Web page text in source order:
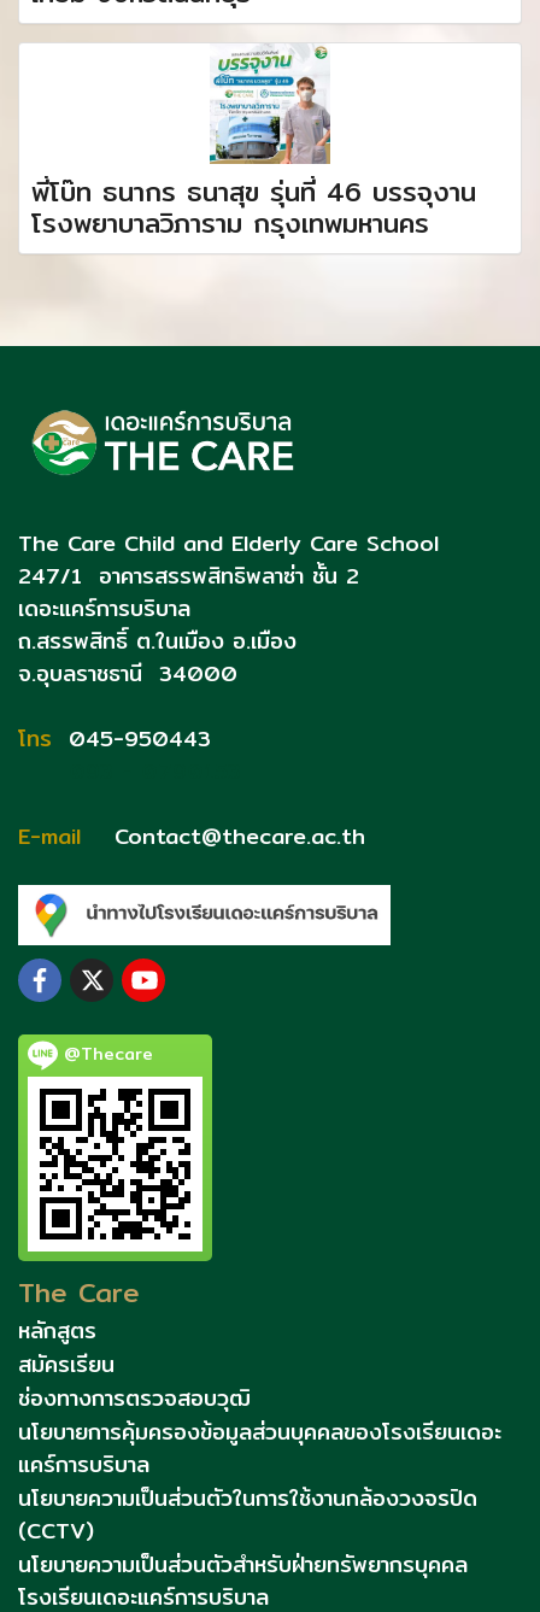
พี่โบ๊ท ธนากร ธนาสุข รุ่นที่ 46 บรรจุงาน
โรงพยาบาลวิภาราม กรุงเทพมหานคร
The Care Child and Elderly Care School
247/1 อาคารสรรพสิทธิพลาซ่า ชั้น 2
เดอะแคร์การบริบาล
ถ.สรรพสิทธิ์ ต.ในเมือง อ.เมือง
จ.อุบลราชธานี 34000
โทร 045-950443
E-mail
Contact@thecare.ac.th
@Thecare
The Care
หลักสูตร
สมัครเรียน
ช่องทางการตรวจสอบวุฒิ
นโยบายการคุ้มครองข้อมูลส่วนบุคคลของโรงเรียนเดอะ
แคร์การบริบาล
นโยบายความเป็นส่วนตัวในการใช้งานกล้องวงจรปิด
(CCTV)
นโยบายความเป็นส่วนตัวสำหรับฝ่ายทรัพยากรบุคคล
โรงเรียนเดอะแคร์การบริบาล